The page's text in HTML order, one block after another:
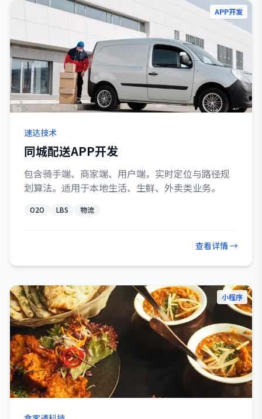
APP开发
速达技术
同城配送APP开发
包含骑手端、商家端、用户端，实时定位与路径规
划算法。适用于本地生活、生鲜、外卖类业务。
O2O LBS 物流
查看详情 →
小程序